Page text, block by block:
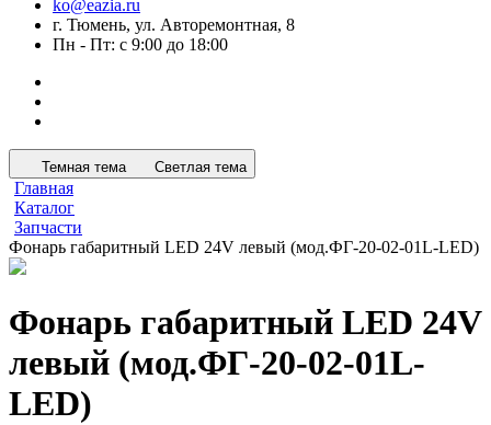
ko@eazia.ru
г. Тюмень, ул. Авторемонтная, 8
Пн - Пт: с 9:00 до 18:00
Темная тема Светлая тема
Главная
Каталог
Запчасти
Фонарь габаритный LED 24V левый (мод.ФГ-20-02-01L-LED)
Фонарь габаритный LED 24V
левый (мод.ФГ-20-02-01L-
LED)